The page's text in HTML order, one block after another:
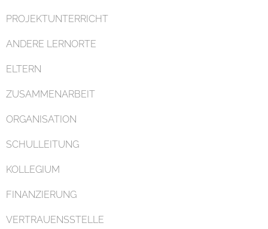
PROJEKTUNTERRICHT
ANDERE LERNORTE
ELTERN
ZUSAMMENARBEIT
ORGANISATION
SCHULLEITUNG
KOLLEGIUM
FINANZIERUNG
VERTRAUENSSTELLE